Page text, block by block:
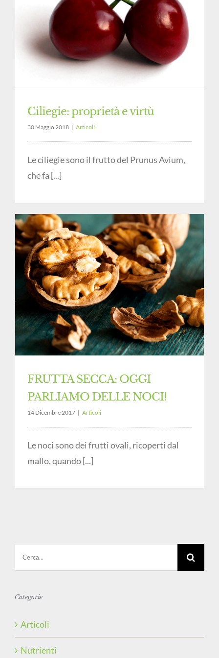
Ciliegie: proprietà e virtù
30 Maggio 2018 | Articoli
Le ciliegie sono il frutto del Prunus Avium,
che fa [...]
FRUTTA SECCA: OGGI
PARLIAMO DELLE NOCI!
14 Dicembre 2017 | Articoli
Le noci sono dei frutti ovali, ricoperti dal
mallo, quando [...]
Categorie
Articoli
Nutrienti